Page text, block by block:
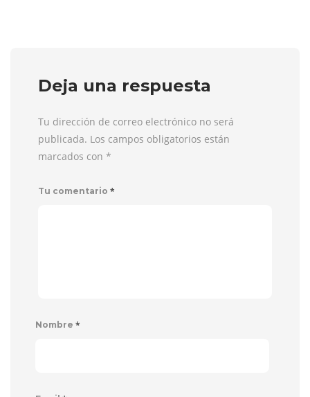
Deja una respuesta
Tu dirección de correo electrónico no será
publicada. Los campos obligatorios están
marcados con *
Tu comentario *
Nombre *